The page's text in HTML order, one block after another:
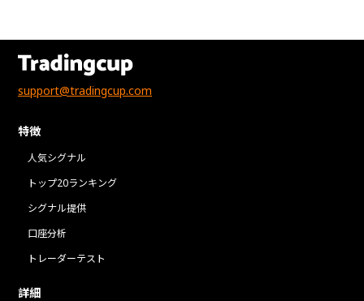
support@tradingcup.com
特徴
人気シグナル
トップ20ランキング
シグナル提供
口座分析
トレーダーテスト
詳細